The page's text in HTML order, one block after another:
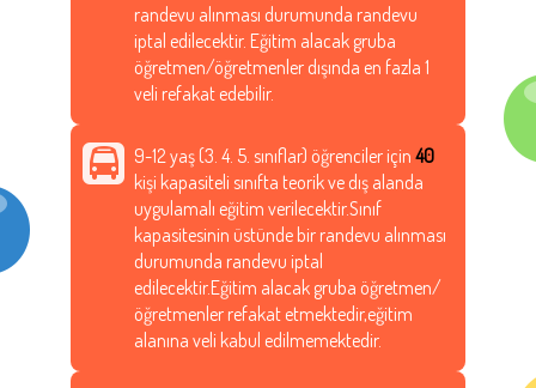
randevu alınması durumunda randevu
iptal edilecektir. Eğitim alacak gruba
öğretmen/öğretmenler dışında en fazla 1
veli refakat edebilir.
9-12 yaş (3. 4. 5. sınıflar) öğrenciler için 40
kişi kapasiteli sınıfta teorik ve dış alanda
uygulamalı eğitim verilecektir.Sınıf
kapasitesinin üstünde bir randevu alınması
durumunda randevu iptal
edilecektir.Eğitim alacak gruba öğretmen/
öğretmenler refakat etmektedir,eğitim
alanına veli kabul edilmemektedir.